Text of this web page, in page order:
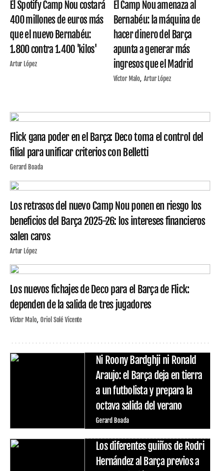
El Spotify Camp Nou costará
400 millones de euros más
que el nuevo Bernabéu:
1.800 contra 1.400 'kilos'
Artur López
El Camp Nou amenaza al
Bernabéu: la máquina de
hacer dinero del Barça
apunta a generar más
ingresos que el Madrid
Víctor Malo Artur López
Flick gana poder en el Barça: Deco toma el control del
filial para unificar criterios con Belletti
Gerard Boada
Los retrasos del nuevo Camp Nou ponen en riesgo los
beneficios del Barça 2025-26: los intereses financieros
salen caros
Artur López
Los nuevos fichajes de Deco para el Barça de Flick:
dependen de la salida de tres jugadores
Víctor Malo Oriol Solé Vicente
Ni Roony Bardghji ni Ronald
Araujo: el Barça deja en tierra
a un futbolista y prepara la
octava salida del verano
Gerard Boada
Los diferentes guiños de Rodri
Hernández al Barça previos a